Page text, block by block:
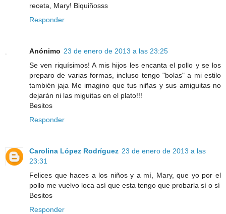
receta, Mary! Biquiñosss
Responder
Anónimo 23 de enero de 2013 a las 23:25
Se ven riquísimos! A mis hijos les encanta el pollo y se los
preparo de varias formas, incluso tengo "bolas" a mi estilo
también jaja Me imagino que tus niñas y sus amiguitas no
dejarán ni las miguitas en el plato!!!
Besitos
Responder
Carolina López Rodríguez 23 de enero de 2013 a las
23:31
Felices que haces a los niños y a mí, Mary, que yo por el
pollo me vuelvo loca así que esta tengo que probarla sí o sí
Besitos
Responder